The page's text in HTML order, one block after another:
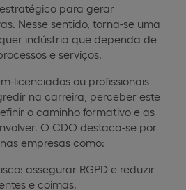
para gerar
Nesse sentido, torna-se uma
indústria que dependa de
e serviços.
licenciados ou profissionais
na carreira, perceber este
o caminho formativo e as
O CDO destaca-se por
empresas como:
assegurar RGPD e reduzir
e coimas.